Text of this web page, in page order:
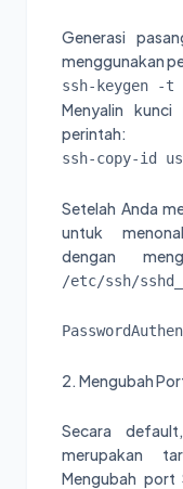
Generasi
menggunakan
ssh-keygen -t
Menyalin
perintah:
ssh-copy-id
Setelah Anda
untuk
dengan
/etc/ssh/
2. Mengubah
Secara
merupakan
Mengubah port